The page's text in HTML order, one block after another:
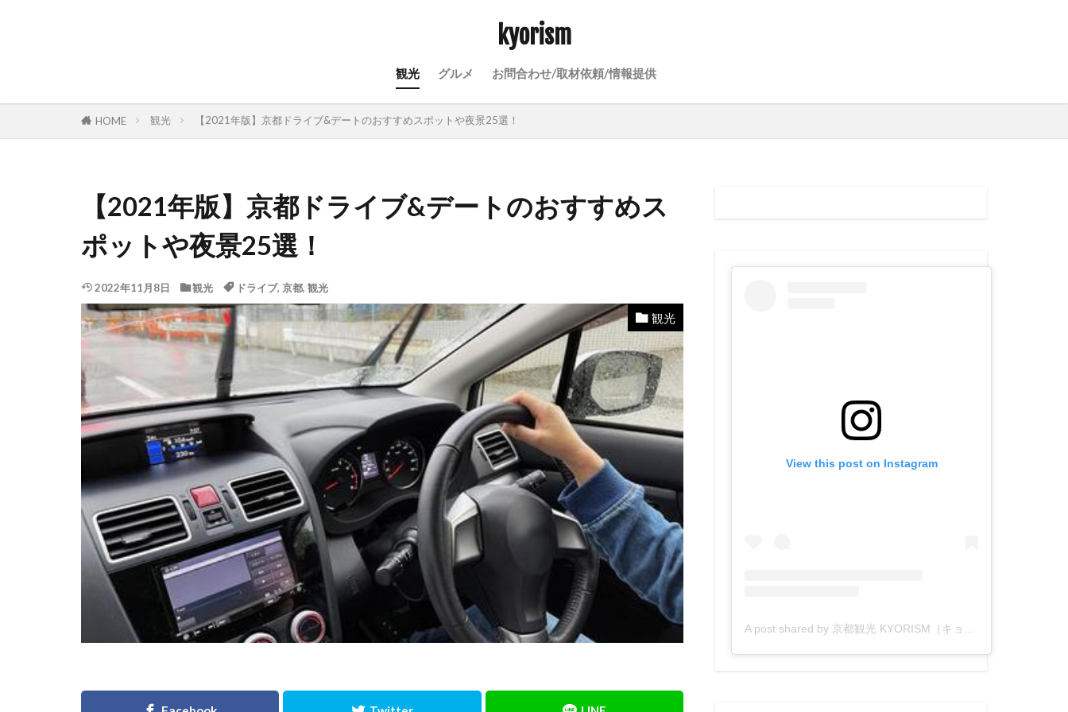
kyorism
観光 グルメ お問合わせ/取材依頼/情報提供
HOME 観光 【2021年版】京都ドライブ&デートのおすすめスポットや夜景25選！
【2021年版】京都ドライブ&デートのおすすめス
ポットや夜景25選！
2022年11月8日 観光 ドライブ, 京都, 観光
観光
View this post on Instagram